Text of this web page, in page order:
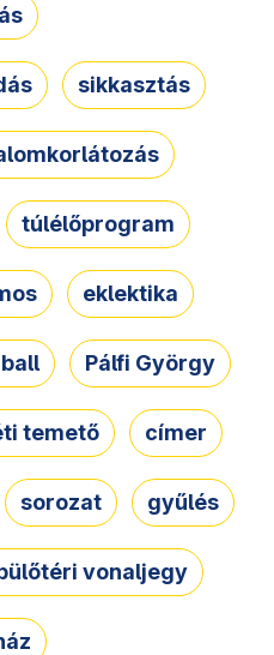
sikkasztás
túlélőprogram
eklektika
Pálfi György
temető címer
sorozat gyűlés
vonaljegy